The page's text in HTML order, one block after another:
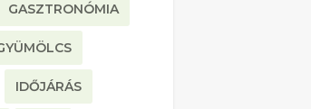
GASZTRONÓMIA
IDŐJÁRÁS